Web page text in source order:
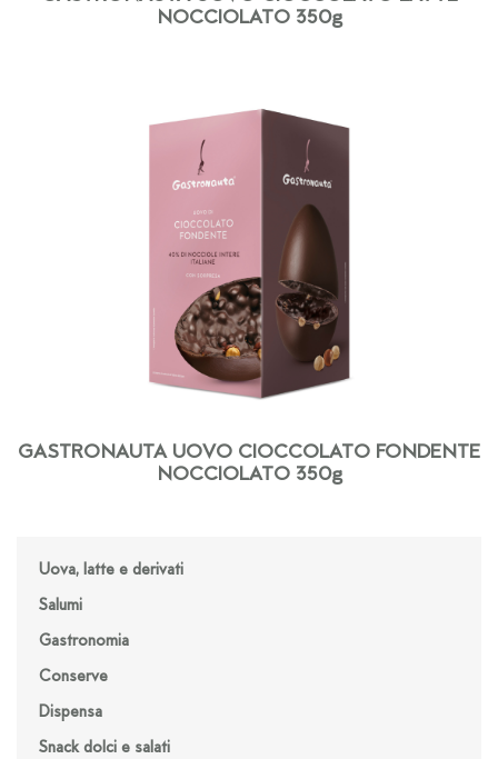
Uova, latte e derivati
Salumi
Gastronomia
Conserve
Dispensa
Snack dolci e salati
NOCCIOLATO 350g
GASTRONAUTA UOVO CIOCCOLATO FONDENTE
NOCCIOLATO 350g